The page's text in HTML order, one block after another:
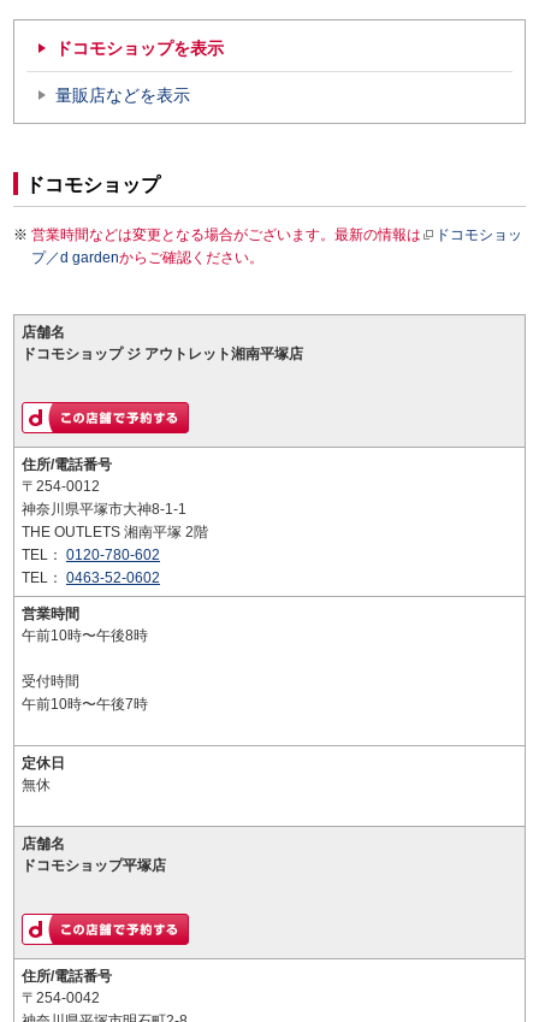
ドコモショップを表示
量販店などを表示
ドコモショップ
営業時間などは変更となる場合がございます。最新の情報は
ドコモショッ
プ／d gardenからご確認ください。
店舗名
ドコモショップ ジ アウトレット湘南平塚店
住所/電話番号
〒254-0012
神奈川県平塚市大神8-1-1
THE OUTLETS 湘南平塚 2階
TEL： 0120-780-602
TEL： 0463-52-0602
営業時間
午前10時〜午後8時
受付時間
午前10時〜午後7時
定休日
無休
店舗名
ドコモショップ平塚店
住所/電話番号
〒254-0042